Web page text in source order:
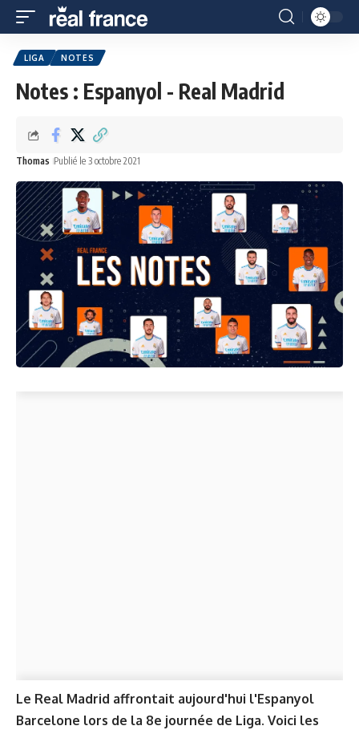
LIGA NOTES
Notes : Espanyol - Real Madrid
Thomas Publié le 3 octobre 2021
Le Real Madrid affrontait aujourd'hui l'Espanyol
Barcelone lors de la 8e journée de Liga. Voici les